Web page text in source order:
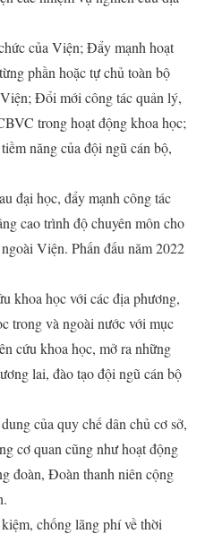
của Viện; Đẩy mạnh hoạt
phần hoặc tự chủ toàn bộ
Đổi mới công tác quản lý,
trong hoạt động khoa học;
năng của đội ngũ cán bộ,
đại học, đẩy mạnh công tác
cao trình độ chuyên môn cho
Viện. Phấn đấu năm 2022
khoa học với các địa phương,
trong và ngoài nước với mục
cứu khoa học, mở ra những
lai, đào tạo đội ngũ cán bộ
của quy chế dân chủ cơ sở,
cơ quan cũng như hoạt động
đoàn, Đoàn thanh niên cộng
chống lãng phí về thời